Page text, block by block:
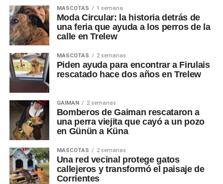
MASCOTAS 1 semana
Moda Circular: la historia detrás de
una feria que ayuda a los perros de la
calle en Trelew
MASCOTAS 2 semanas
Piden ayuda para encontrar a Firulais
rescatado hace dos años en Trelew
GAIMAN 2 semanas
Bomberos de Gaiman rescataron a
una perra viejita que cayó a un pozo
en Günün a Küna
MASCOTAS 2 semanas
Una red vecinal protege gatos
callejeros y transformó el paisaje de
Corrientes